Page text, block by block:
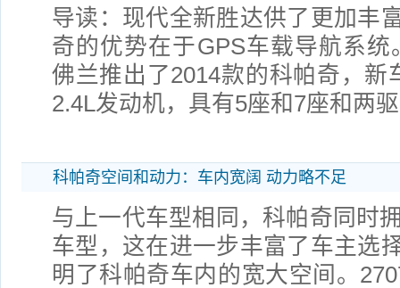
导读：现代全新胜达供了更加丰
奇的优势在于GPS车载导航系
佛兰推出了2014款的科帕奇，新
2.4L发动机，具有5座和7座和两
科帕奇空间和动力：车内宽阔 动力略不足
与上一代车型相同，科帕奇同时
车型，这在进一步丰富了车主选
明了科帕奇车内的宽大空间。